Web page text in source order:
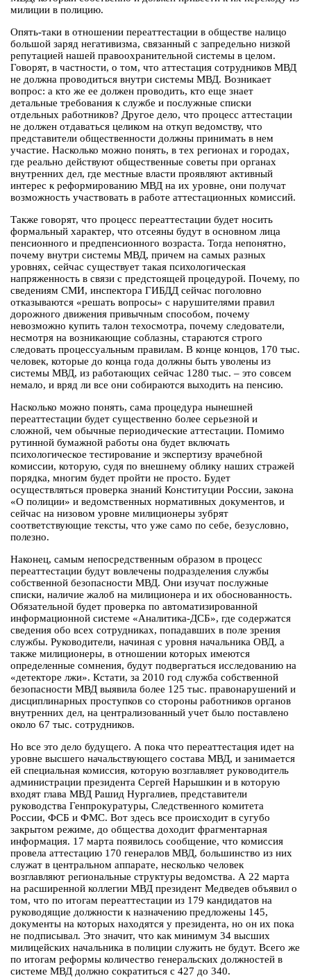
милиции в полицию.
Опять-таки в отношении переаттестации в обществе налицо
большой заряд негативизма, связанный с запредельно низкой
репутацией нашей правоохранительной системы в целом.
Говорят, в частности, о том, что аттестация сотрудников МВД
не должна проводиться внутри системы МВД. Возникает
вопрос: а кто же ее должен проводить, кто еще знает
детальные требования к службе и послужные списки
отдельных работников? Другое дело, что процесс аттестации
не должен отдаваться целиком на откуп ведомству, что
представители общественности должны принимать в нем
участие. Насколько можно понять, в тех регионах и городах,
где реально действуют общественные советы при органах
внутренних дел, где местные власти проявляют активный
интерес к реформированию МВД на их уровне, они получат
возможность участвовать в работе аттестационных комиссий.
Также говорят, что процесс переаттестации будет носить
формальный характер, что отсеяны будут в основном лица
пенсионного и предпенсионного возраста. Тогда непонятно,
почему внутри системы МВД, причем на самых разных
уровнях, сейчас существует такая психологическая
напряженность в связи с предстоящей процедурой. Почему, по
сведениям СМИ, инспектора ГИБДД сейчас поголовно
отказываются «решать вопросы» с нарушителями правил
дорожного движения привычным способом, почему
невозможно купить талон техосмотра, почему следователи,
несмотря на возникающие соблазны, стараются строго
следовать процессуальным правилам. В конце концов, 170 тыс.
человек, которые до конца года должны быть уволены из
системы МВД, из работающих сейчас 1280 тыс. – это совсем
немало, и вряд ли все они собираются выходить на пенсию.
Насколько можно понять, сама процедура нынешней
переаттестации будет существенно более серьезной и
сложной, чем обычные периодические аттестации. Помимо
рутинной бумажной работы она будет включать
психологическое тестирование и экспертизу врачебной
комиссии, которую, судя по внешнему облику наших стражей
порядка, многим будет пройти не просто. Будет
осуществляться проверка знаний Конституции России, закона
«О полиции» и ведомственных нормативных документов, и
сейчас на низовом уровне милиционеры зубрят
соответствующие тексты, что уже само по себе, безусловно,
полезно.
Наконец, самым непосредственным образом в процесс
переаттестации будут вовлечены подразделения службы
собственной безопасности МВД. Они изучат послужные
списки, наличие жалоб на милиционера и их обоснованность.
Обязательной будет проверка по автоматизированной
информационной системе «Аналитика-ДСБ», где содержатся
сведения обо всех сотрудниках, попадавших в поле зрения
службы. Руководители, начиная с уровня начальника ОВД, а
также милиционеры, в отношении которых имеются
определенные сомнения, будут подвергаться исследованию на
«детекторе лжи». Кстати, за 2010 год служба собственной
безопасности МВД выявила более 125 тыс. правонарушений и
дисциплинарных проступков со стороны работников органов
внутренних дел, на централизованный учет было поставлено
около 67 тыс. сотрудников.
Но все это дело будущего. А пока что переаттестация идет на
уровне высшего начальствующего состава МВД, и занимается
ей специальная комиссия, которую возглавляет руководитель
администрации президента Сергей Нарышкин и в которую
входят глава МВД Рашид Нургалиев, представители
руководства Генпрокуратуры, Следственного комитета
России, ФСБ и ФМС. Вот здесь все происходит в сугубо
закрытом режиме, до общества доходит фрагментарная
информация. 17 марта появилось сообщение, что комиссия
провела аттестацию 170 генералов МВД, большинство из них
служат в центральном аппарате, несколько человек
возглавляют региональные структуры ведомства. А 22 марта
на расширенной коллегии МВД президент Медведев объявил о
том, что по итогам переаттестации из 179 кандидатов на
руководящие должности к назначению предложены 145,
документы на которых находятся у президента, но он их пока
не подписывал. Это значит, что как минимум 34 высших
милицейских начальника в полиции служить не будут. Всего же
по итогам реформы количество генеральских должностей в
системе МВД должно сократиться с 427 до 340.